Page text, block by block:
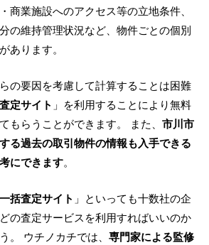
商業施設へのアクセス等の立地条件、
の維持管理状況など、物件ごとの個別
あります。
の要因を考慮して計算することは困難
定サイト 」を利用することにより無料
もらうことができます。 また、 市川市
る過去の取引物件の情報も入手できる
にできます。
括査定サイト 」といっても十数社の企
の査定サービスを利用すればいいのか
。 ウチノカチでは、 専門家による監修